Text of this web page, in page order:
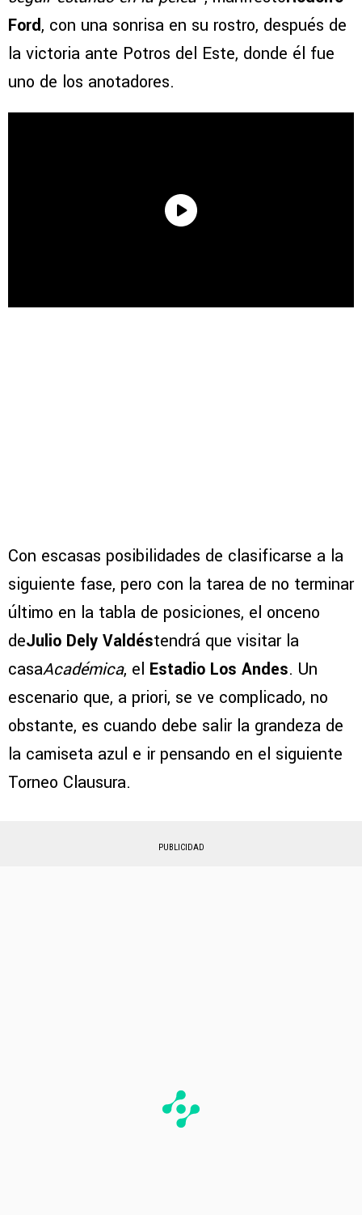
Ford, con una sonrisa en su rostro, después de
la victoria ante Potros del Este, donde él fue
uno de los anotadores.
Con escasas posibilidades de clasificarse a la
siguiente fase, pero con la tarea de no terminar
último en la tabla de posiciones, el onceno
deJulio Dely Valdéstendrá que visitar la
casaAcadémica, el Estadio Los Andes. Un
escenario que, a priori, se ve complicado, no
obstante, es cuando debe salir la grandeza de
la camiseta azul e ir pensando en el siguiente
Torneo Clausura.
PUBLICIDAD